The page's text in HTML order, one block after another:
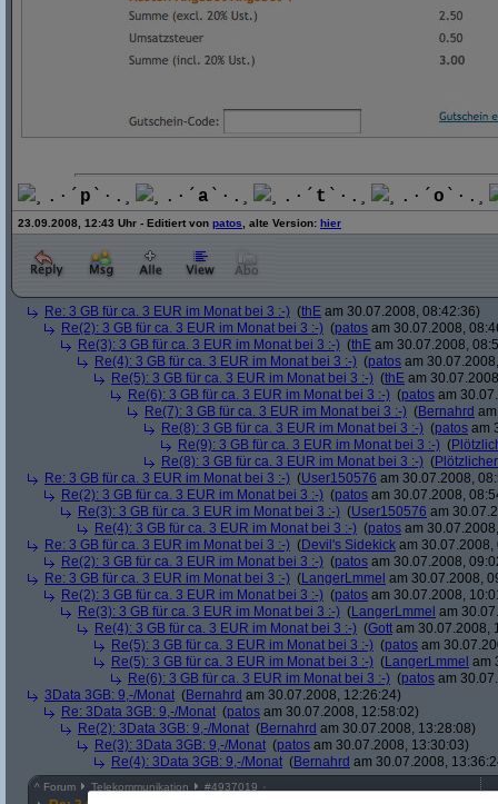
¸.·´ p `·.¸ ¸.·´ a `·.¸ ¸.·´ t `·.¸ ¸.·´ o `·.¸
23.09.2008, 12:43 Uhr - Editiert von patos , alte Version: hier
Re: 3 GB für ca. 3 EUR im Monat bei 3 :-) (thE am 30.07.2008, 08:42:36)
Re(2): 3 GB für ca. 3 EUR im Monat bei 3 :-) (patos am 30.07.2008,
Re(3): 3 GB für ca. 3 EUR im Monat bei 3 :-) (thE am 30.07.2008,
Re(4): 3 GB für ca. 3 EUR im Monat bei 3 :-) (patos am
Re(5): 3 GB für ca. 3 EUR im Monat bei 3 :-) (thE am
Re(6): 3 GB für ca. 3 EUR im Monat bei 3 :-) (patos am
Re(7): 3 GB für ca. 3 EUR im Monat bei 3 :-) (Bernahrd
Re(8): 3 GB für ca. 3 EUR im Monat bei 3 :-) (patos am
Re(9): 3 GB für ca. 3 EUR im Monat bei 3 :-) (
Re(8): 3 GB für ca. 3 EUR im Monat bei 3 :-) (
Re: 3 GB für ca. 3 EUR im Monat bei 3 :-) (User150576 am 30.07.2008,
Re(2): 3 GB für ca. 3 EUR im Monat bei 3 :-) (patos am 30.07.2008,
Re(3): 3 GB für ca. 3 EUR im Monat bei 3 :-) (User150576 am
Re(4): 3 GB für ca. 3 EUR im Monat bei 3 :-) (patos am
Re: 3 GB für ca. 3 EUR im Monat bei 3 :-) (Devil's Sidekick am 30.07.2008,
Re(2): 3 GB für ca. 3 EUR im Monat bei 3 :-) (patos am 30.07.2008,
Re: 3 GB für ca. 3 EUR im Monat bei 3 :-) (LangerLmmel am 30.07.2008,
Re(2): 3 GB für ca. 3 EUR im Monat bei 3 :-) (patos am 30.07.2008,
Re(3): 3 GB für ca. 3 EUR im Monat bei 3 :-) (LangerLmmel am
Re(4): 3 GB für ca. 3 EUR im Monat bei 3 :-) (Gott am 30.07.2008,
Re(5): 3 GB für ca. 3 EUR im Monat bei 3 :-) (patos am
Re(5): 3 GB für ca. 3 EUR im Monat bei 3 :-) (LangerLmmel am
Re(6): 3 GB für ca. 3 EUR im Monat bei 3 :-) (patos am
3Data 3GB: 9,-/Monat (Bernahrd am 30.07.2008, 12:26:24)
Re: 3Data 3GB: 9,-/Monat (patos am 30.07.2008, 12:58:02)
Re(2): 3Data 3GB: 9,-/Monat (Bernahrd am 30.07.2008, 13:28:08)
Re(3): 3Data 3GB: 9,-/Monat (patos am 30.07.2008, 13:30:03)
Re(4): 3Data 3GB: 9,-/Monat (Bernahrd am 30.07.2008,
^ Forum Telekommunikation #4937019